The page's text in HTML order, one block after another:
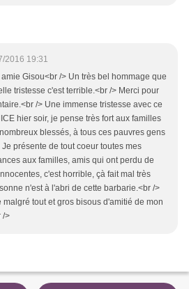
2016 19:31
Gisou<br /> Un très bel hommage que
tristesse c'est terrible.<br /> Merci pour
/> Une immense tristesse avec ce
hier soir, je pense très fort aux familles
blessés, à tous ces pauvres gens
présente de tout coeur toutes mes
aux familles, amis qui ont perdu de
c'est horrible, çà fait mal très
n'est à l'abri de cette barbarie.<br />
malgré tout et gros bisous d'amitié de mon
/>